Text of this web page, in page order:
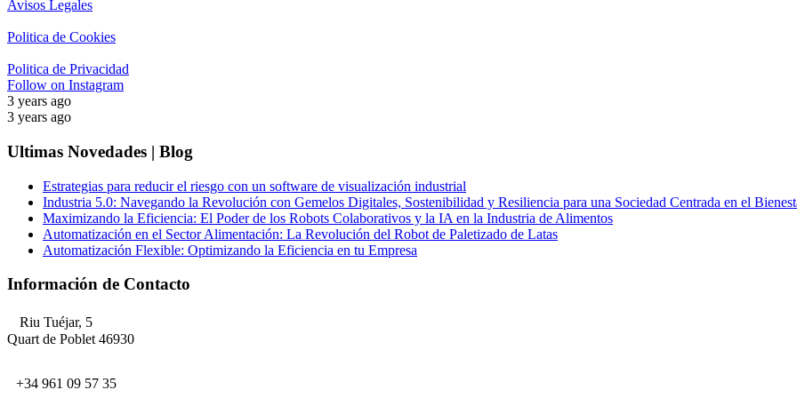
Avisos Legales
Politica de Cookies
Politica de Privacidad
Follow on Instagram
3 years ago
3 years ago
Ultimas Novedades | Blog
Estrategias para reducir el riesgo con un software de visualización industrial
Industria 5.0: Navegando la Revolución con Gemelos Digitales, Sostenibilidad y Resiliencia para una Sociedad Centrada en el
Maximizando la Eficiencia: El Poder de los Robots Colaborativos y la IA en la Industria de Alimentos
Automatización en el Sector Alimentación: La Revolución del Robot de Paletizado de Latas
Automatización Flexible: Optimizando la Eficiencia en tu Empresa
Información de Contacto
Riu Tuéjar, 5
Quart de Poblet 46930
+34 961 09 57 35